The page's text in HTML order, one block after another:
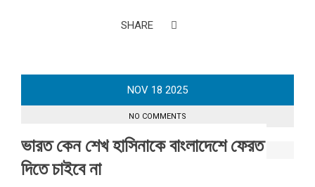
SHARE
NOV 18 2025
NO COMMENTS
ভারত কেন শেখ হাসিনাকে বাংলাদেশে ফেরত
দিতে চাইবে না